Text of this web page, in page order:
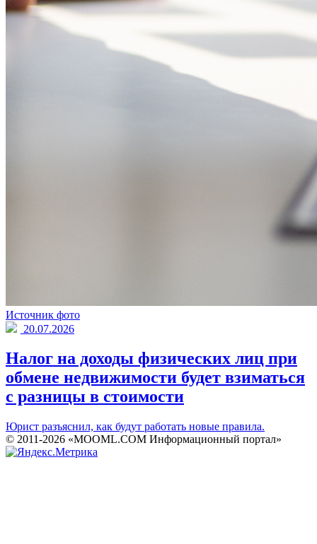
Источник фото
20.07.2026
Налог на доходы физических лиц при
обмене недвижимости будет взиматься
с разницы в стоимости
Юрист разъяснил, как будут работать новые правила.
© 2011-2026 «MOOML.COM Информационный портал»